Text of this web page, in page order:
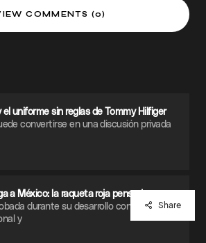
COMMENTS (0)
uniforme sin reglas de Tommy Hilfiger
convertirse en una discusión privada
a México: la raqueta roja pensada para
durante su desarrollo con jugadores
y
Share